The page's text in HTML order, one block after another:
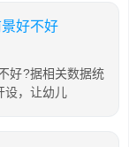
好不好
好?据相关数据统
设，让幼儿